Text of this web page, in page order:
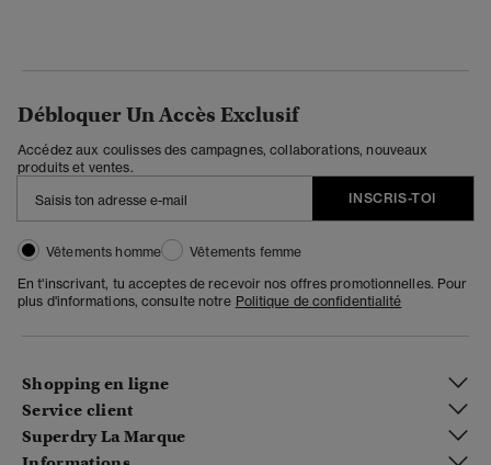
Débloquer Un Accès Exclusif
Accédez aux coulisses des campagnes, collaborations, nouveaux
produits et ventes.
INSCRIS-TOI
Vêtements homme
Vêtements femme
En t'inscrivant, tu acceptes de recevoir nos offres promotionnelles. Pour
plus d'informations, consulte notre Politique de confidentialité
Shopping en ligne
Service client
Superdry La Marque